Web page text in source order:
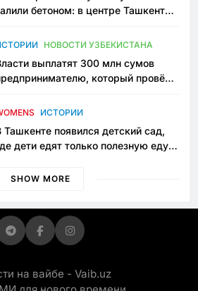
бетоном: в центре Ташкента
НОВОСТИ УЗБЕКИСТАНА
выплатят 300 млн сумов
который провёл
ИСТОРИИ
Ташкенте появился детский сад,
дети едят только полезную еду.
просить «кашу без сахара»
SHOW MORE
на вайбе - Vaib.uz